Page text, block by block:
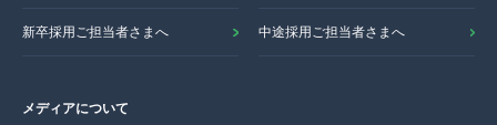
新卒採用ご担当者さまへ 中途採用ご担当者さまへ
メディアについて